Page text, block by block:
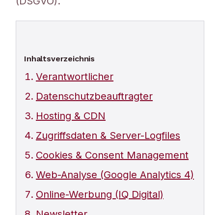
Inhaltsverzeichnis
Verantwortlicher
Datenschutzbeauftragter
Hosting & CDN
Zugriffsdaten & Server-Logfiles
Cookies & Consent Management
Web-Analyse (Google Analytics 4)
Online-Werbung (IQ Digital)